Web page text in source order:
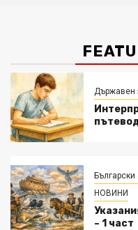
Държавен
Български
НОВИНИ
– 1 част